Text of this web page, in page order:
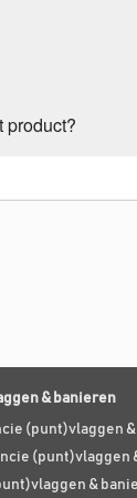
product?
& banieren
(punt)vlaggen
(punt)vlaggen
&